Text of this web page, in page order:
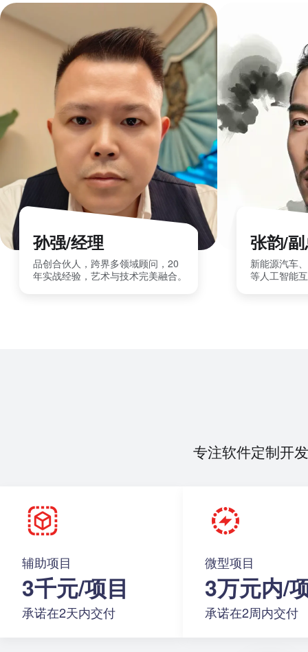
孙强/经理
品创合伙人，跨界多领域顾问，20
年实战经验，艺术与技术完美融合。
张韵/
新能源汽车
等人工智能
专注软件定制开
辅助项目
3千元/项目
承诺在2天内交付
微型项目
3万元内/
承诺在2周内交付